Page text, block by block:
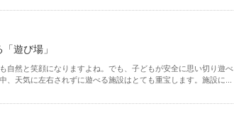
遊び場」
自然と笑顔になりますよね。でも、子どもが安全に思い切り遊べ
、天気に左右されずに遊べる施設はとても重宝します。施設に...